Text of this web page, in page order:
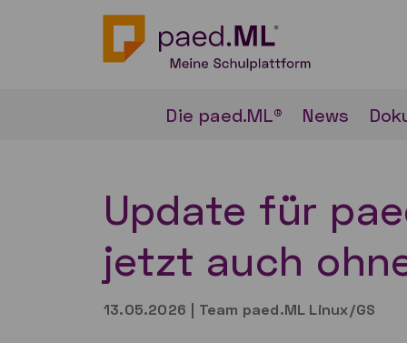
Die paed.ML® News
Update für
jetzt auch
13.05.2026 | Team paed.ML Linux/GS